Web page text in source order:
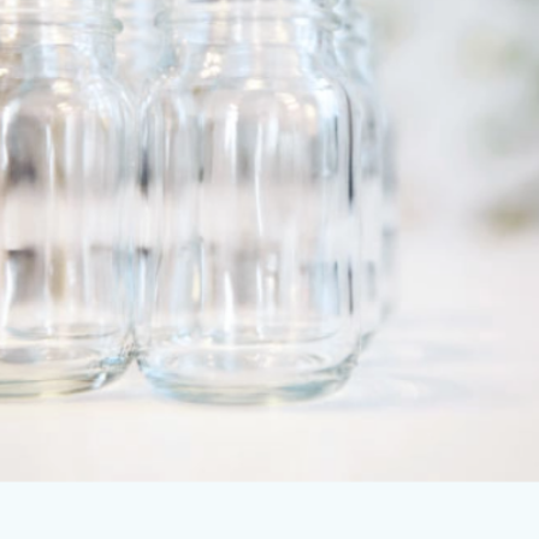
Organfunktion in der gesunden Mitte zu
halten.
AUSGEWÄHLTE REZEPTUREN
Die Konzeption und Findung sämtlicher
Rezepturen liegt ausschließlich in meiner
Verantwortung. Ideen und praktische
Umsetzung erfolgen in Zusammenarbeit
mit unserer Biologin Mag. Tina Maria
Mager und dem ganzen Team. Die
Produktion erfolgt in hohem Maße mittels
Handarbeit. In unserer Manufaktur in St.
Florian extrahieren wir die Pflanzenstoffe